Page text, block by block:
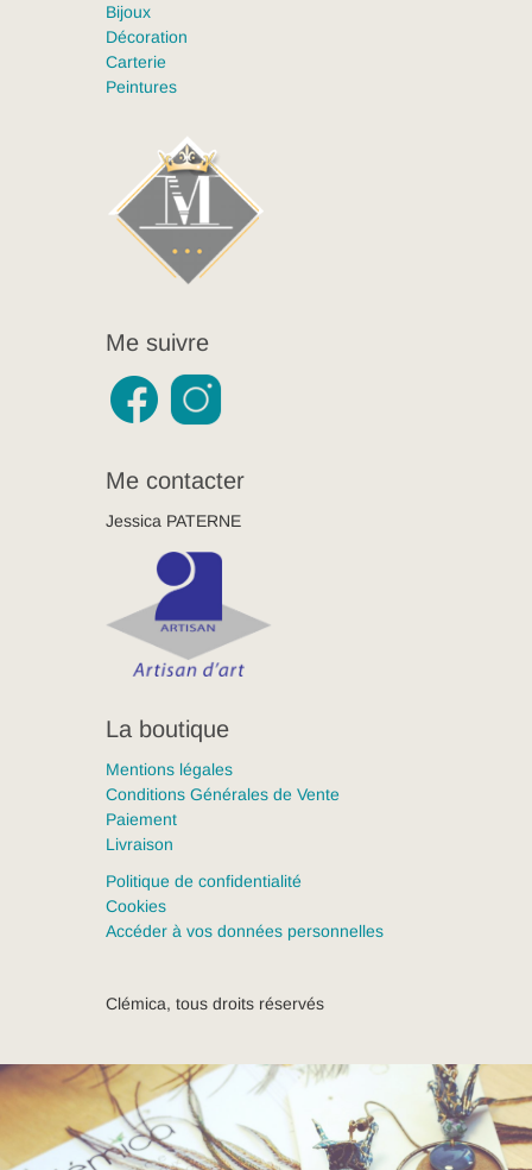
Bijoux
Décoration
Carterie
Peintures
Me suivre
Me contacter
Jessica PATERNE
La boutique
Mentions légales
Conditions Générales de Vente
Paiement
Livraison
Politique de confidentialité
Cookies
Accéder à vos données personnelles
Clémica, tous droits réservés